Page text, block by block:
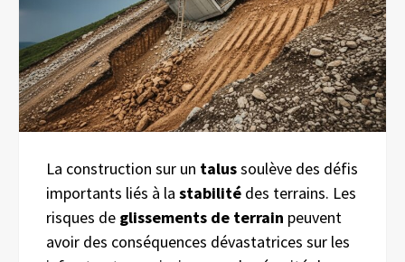
La construction sur un talussoulève des défis
importants liés à la stabilité des terrains. Les
risques de glissements de terrain peuvent
avoir des conséquences dévastatrices sur les